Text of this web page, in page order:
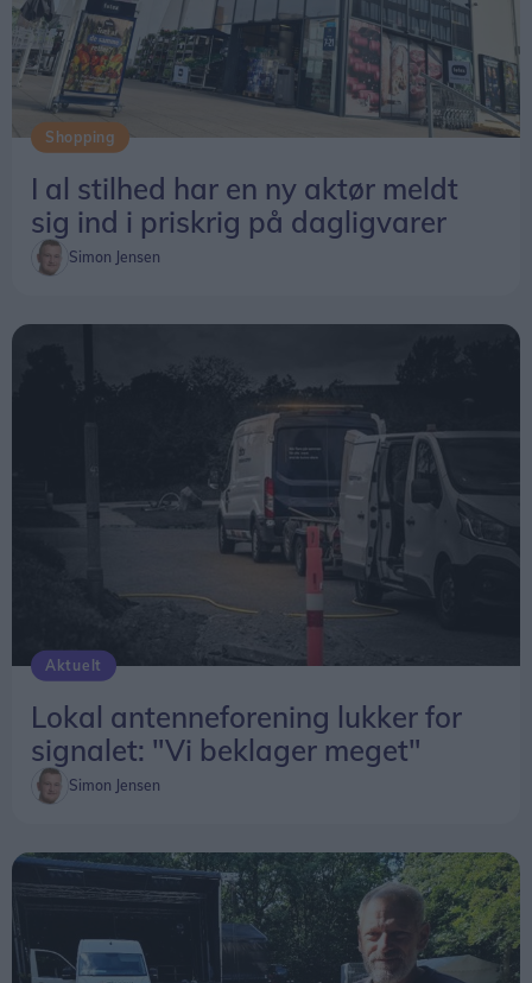
Shopping
I al stilhed har en ny aktør meldt
sig ind i priskrig på dagligvarer
Simon Jensen
Aktuelt
Lokal antenneforening lukker for
signalet: "Vi beklager meget"
Simon Jensen